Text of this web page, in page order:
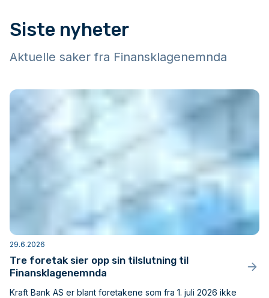
Siste nyheter
Aktuelle saker fra Finansklagenemnda
29.6.2026
Tre foretak sier opp sin tilslutning til
Finansklagenemnda
Kraft Bank AS er blant foretakene som fra 1. juli 2026 ikke